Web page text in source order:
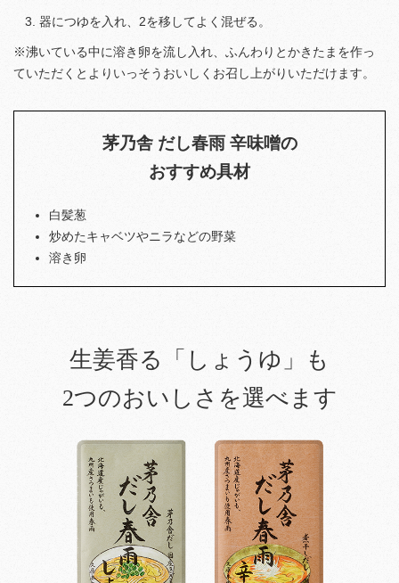
器につゆを入れ、2を移してよく混ぜる。
※沸いている中に溶き卵を流し入れ、ふんわりとかきたまを作っ
ていただくとよりいっそうおいしくお召し上がりいただけます。
茅乃舎 だし春雨 辛味噌の
おすすめ具材
白髪葱
炒めたキャベツやニラなどの野菜
溶き卵
生姜香る「しょうゆ」も
2つのおいしさを選べます